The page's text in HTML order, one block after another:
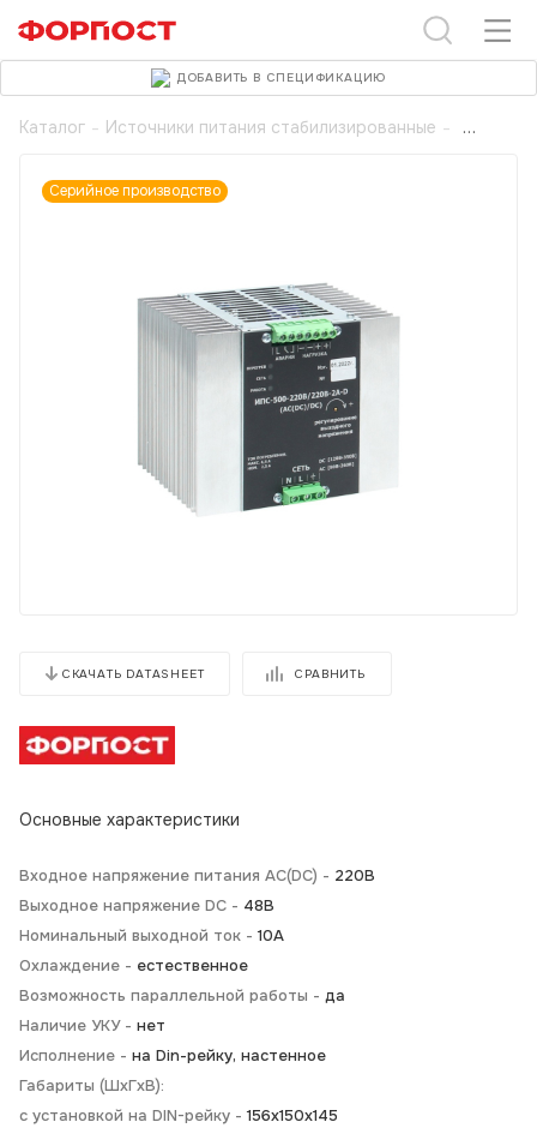
Каталог - Источники питания стабилизированные -
Серийное производство
СКАЧАТЬ DATASHEET СРАВНИТЬ
Основные характеристики
Входное напряжение питания AC(DC) - 220В
Выходное напряжение DC - 48В
Номинальный выходной ток - 10А
Охлаждение - естественное
Возможность параллельной работы - да
Наличие УКУ - нет
Исполнение - на Din-рейку, настенное
Габариты (ШхГхВ):
с установкой на DIN-рейку - 156х150х145
ДОБАВИТЬ В СПЕЦИФИКАЦИЮ